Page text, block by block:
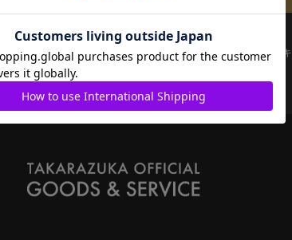
お支払い方法 決済について
宝塚歌劇共通ID新規会員登録